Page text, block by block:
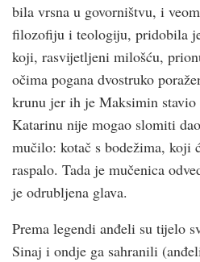
bila vrsna u govorništvu, i
filozofiju i teologiju, pridobila
koji, rasvijetljeni milošću,
očima pogana dvostruko
krunu jer ih je Maksimin
Katarinu nije mogao slomiti
mučilo: kotač s bodežima, koji
raspalo. Tada je mučenica
je odrubljena glava.
Prema legendi anđeli su tijelo
Sinaj i ondje ga sahranili